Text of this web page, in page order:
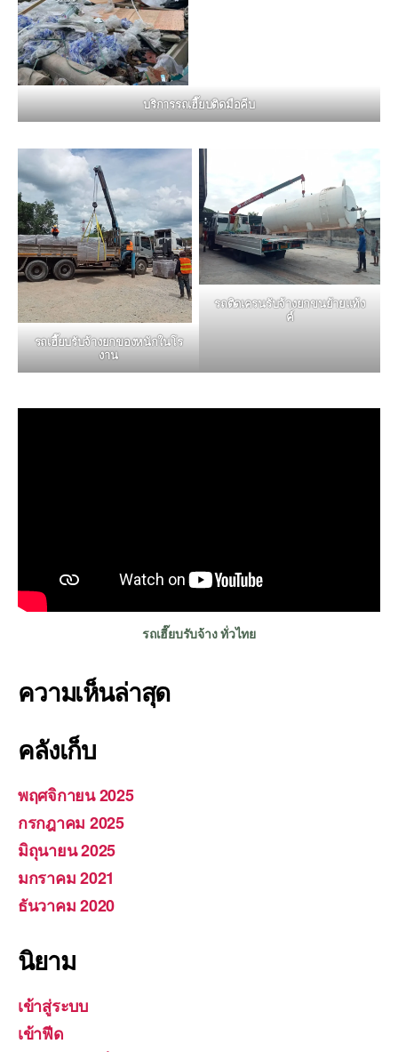
บริการรถเฮี๊ยบติดมือคีบ
รถเฮี๊ยบรับจ้างยกของหนักในโร
งาน
รถติดเครนรับจ้างยกขนย้ายแท้ง
ค์
รถเฮี๊ยบรับจ้าง ทั่วไทย
ความเห็นล่าสุด
คลังเก็บ
พฤศจิกายน 2025
กรกฎาคม 2025
มิถุนายน 2025
มกราคม 2021
ธันวาคม 2020
นิยาม
เข้าสู่ระบบ
เข้าฟีด